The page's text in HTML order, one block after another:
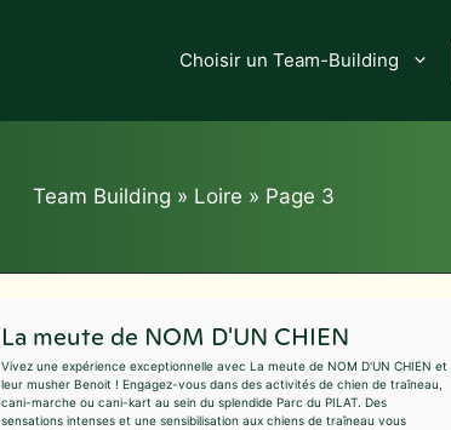
Choisir un Team-Building
Team Building » Loire » Page 3
La meute de NOM D'UN CHIEN
Vivez une expérience exceptionnelle avec La meute de NOM D'UN CHIEN et
leur musher Benoit ! Engagez-vous dans des activités de chien de traîneau,
cani-marche ou cani-kart au sein du splendide Parc du PILAT. Des
sensations intenses et une sensibilisation aux chiens de traîneau vous